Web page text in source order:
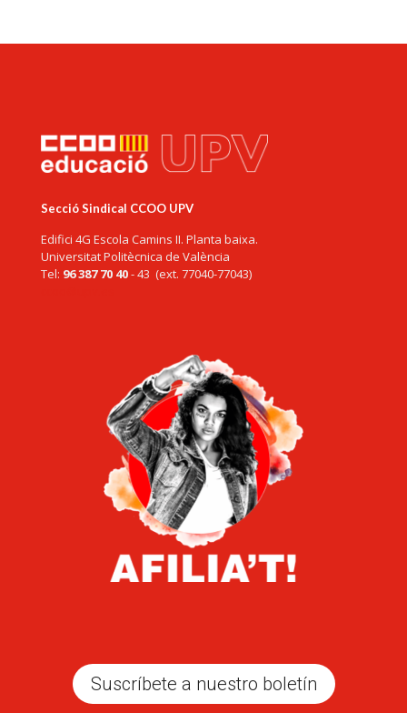
Secció Sindical CCOO UPV
Edifici 4G Escola Camins II. Planta baixa.
Universitat Politècnica de València
Tel: 96 387 70 40- 43 (ext. 77040-77043)
Suscríbete a nuestro boletín